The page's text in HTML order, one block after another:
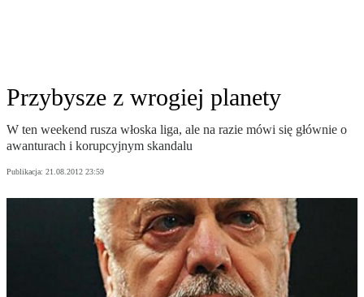
Przybysze z wrogiej planety
W ten weekend rusza włoska liga, ale na razie mówi się głównie o
awanturach i korupcyjnym skandalu
Publikacja: 21.08.2012 23:59